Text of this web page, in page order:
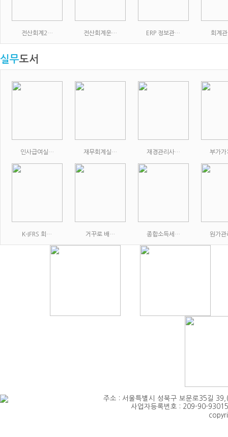
전산회계2… 전산회계운… ERP 정보관… 회계
실무도서
인사급여실… 재무회계실… 재경관리사… 부가
K-IFRS 회… 거꾸로 배… 종합소득세… 원가
주소 : 서울특별시 성북구 보문로35길
사업자등록번호 : 209-90-